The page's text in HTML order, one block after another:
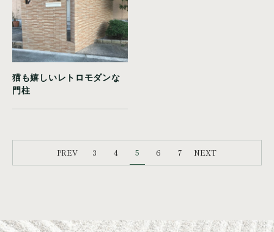
猫も嬉しいレトロモダンな
門柱
PREV 3 4 5 6 7 NEXT